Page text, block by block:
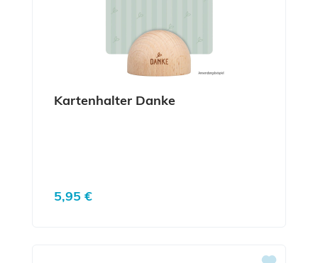
Kartenhalter Danke
Regulärer Preis:
5,95 €